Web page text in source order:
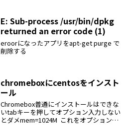
呼び出される隠...
E: Sub-process /usr/bin/dpkg
returned an error code (1)
eroorになったアプリをapt-get purge で
削除する
chromeboxにcentosをインスト
ール
Chromebox普通にインストールはできな
いtabキーを押してオプション入力しない
とダメmem=1024M これをオプションに